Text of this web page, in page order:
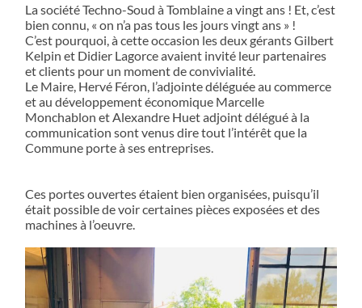
La société Techno-Soud à Tomblaine a vingt ans ! Et, c’est
bien connu, « on n’a pas tous les jours vingt ans » !
C’est pourquoi, à cette occasion les deux gérants Gilbert
Kelpin et Didier Lagorce avaient invité leur partenaires
et clients pour un moment de convivialité.
Le Maire, Hervé Féron, l’adjointe déléguée au commerce
et au développement économique Marcelle
Monchablon et Alexandre Huet adjoint délégué à la
communication sont venus dire tout l’intérêt que la
Commune porte à ses entreprises.
Ces portes ouvertes étaient bien organisées, puisqu’il
était possible de voir certaines pièces exposées et des
machines à l’oeuvre.